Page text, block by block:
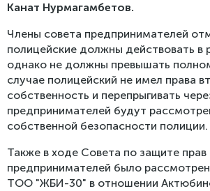
Канат Нурмагамбетов.
Члены совета предпринимателей
полицейские должны действовать в
однако не должны превышать
случае полицейский не имел права
собственность и перепрыгивать
предпринимателей будут
собственной безопасности полиции.
Также в ходе Совета по защите прав
предпринимателей было
ТОО "ЖБИ-30" в отношении